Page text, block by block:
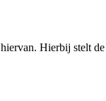
Hierbij stelt